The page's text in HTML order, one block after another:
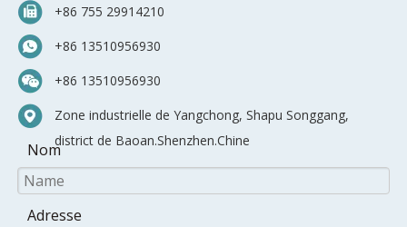
+86 755 29914210
+86 13510956930
+86 13510956930
Zone industrielle de Yangchong, Shapu Songgang,
district de Baoan.Shenzhen.Chine
Nom
Adresse